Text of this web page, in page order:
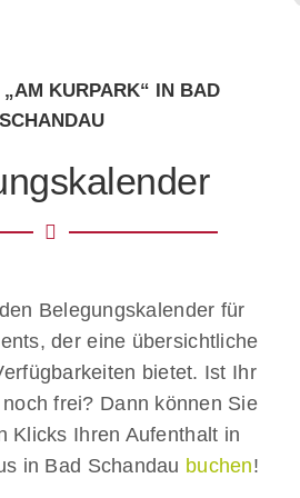
KURPARK“ IN BAD
SCHANDAU
Belegungskalender für
der eine übersichtliche
bietet. Ist Ihr
frei? Dann können Sie
Klicks Ihren Aufenthalt in
in Bad Schandau buchen!